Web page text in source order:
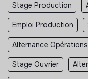
Stage Production
Emploi Production
Alternance Opérations
Stage Ouvrier